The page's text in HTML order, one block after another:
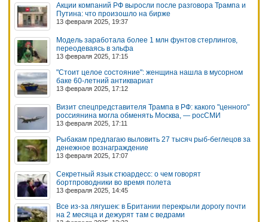
Акции компаний РФ выросли после разговора Трампа и
Путина: что произошло на бирже
13 февраля 2025, 19:37
Модель заработала более 1 млн фунтов стерлингов,
переодеваясь в эльфа
13 февраля 2025, 17:15
"Стоит целое состояние": женщина нашла в мусорном
баке 60-летний антиквариат
13 февраля 2025, 17:12
Визит спецпредставителя Трампа в РФ: какого "ценного"
россиянина могла обменять Москва, — росСМИ
13 февраля 2025, 17:11
Рыбакам предлагаю выловить 27 тысяч рыб-беглецов за
денежное вознаграждение
13 февраля 2025, 17:07
Секретный язык стюардесс: о чем говорят
бортпроводники во время полета
13 февраля 2025, 14:45
Все из-за лягушек: в Британии перекрыли дорогу почти
на 2 месяца и дежурят там с ведрами